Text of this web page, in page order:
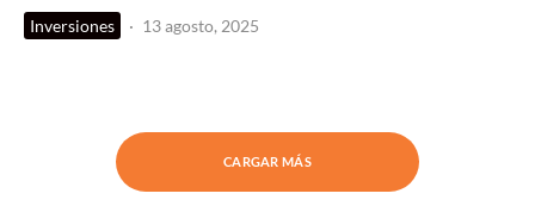
Inversiones · 13 agosto, 2025
CARGAR MÁS